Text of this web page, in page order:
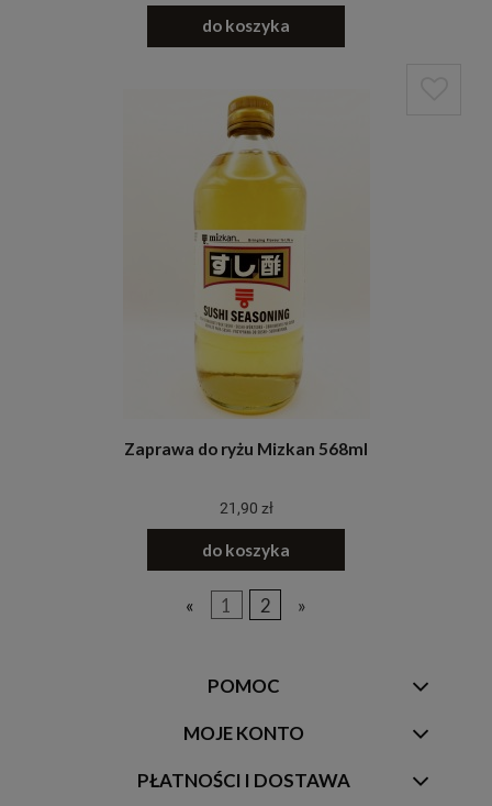
do koszyka
Zaprawa do ryżu Mizkan 568ml
21,90 zł
do koszyka
« 1 2 »
POMOC
MOJE KONTO
PŁATNOŚCI I DOSTAWA